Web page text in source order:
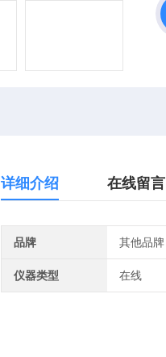
详细介绍 在线留言
品牌 其他品牌
仪器类型 在线